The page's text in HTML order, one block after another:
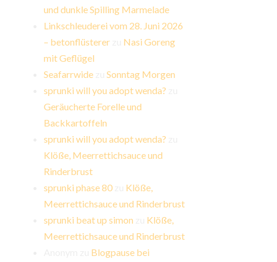
und dunkle Spilling Marmelade
Linkschleuderei vom 28. Juni 2026
– betonflüsterer
Nasi Goreng
mit Geflügel
Seafarrwide
Sonntag Morgen
sprunki will you adopt wenda?
Geräucherte Forelle und
Backkartoffeln
sprunki will you adopt wenda?
Klöße, Meerrettichsauce und
Rinderbrust
sprunki phase 80
Klöße,
Meerrettichsauce und Rinderbrust
sprunki beat up simon
Klöße,
Meerrettichsauce und Rinderbrust
Blogpause bei